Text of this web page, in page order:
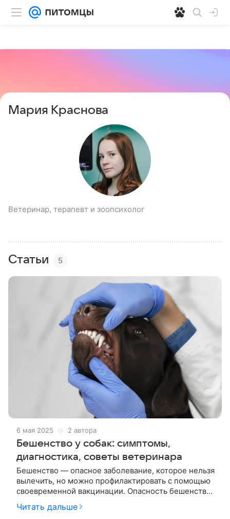
Мария Краснова
Ветеринар, терапевт и зоопсихолог
Статьи 5
6 мая 2025 2 автора
Бешенство у собак: симптомы,
диагностика, советы ветеринара
Бешенство — опасное заболевание, которое нельзя
вылечить, но можно профилактировать с помощью
своевременной вакцинации. Опасность бешенства
у собак в том, что, будучи внешне здоровым,
питомец до наступления
Читать дальше